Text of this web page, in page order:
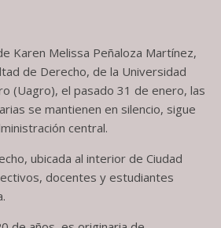
Karen Melissa Peñaloza Martínez,
de Derecho, de la Universidad
(Uagro), el pasado 31 de enero, las
se mantienen en silencio, sigue
central.
ubicada al interior de Ciudad
docentes y estudiantes